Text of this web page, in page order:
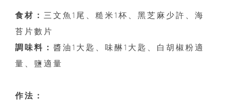
食材： 三文魚1尾、糙米1杯、黑芝麻少許、海
苔片數片
調味料： 醬油1大匙、味醂1大匙、白胡椒粉適
量、鹽適量
作法：